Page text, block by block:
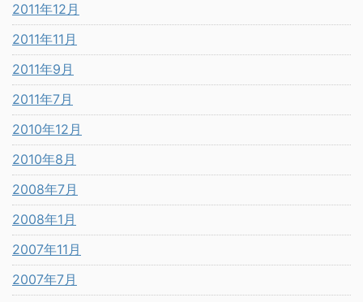
2011年12月
2011年11月
2011年9月
2011年7月
2010年12月
2010年8月
2008年7月
2008年1月
2007年11月
2007年7月